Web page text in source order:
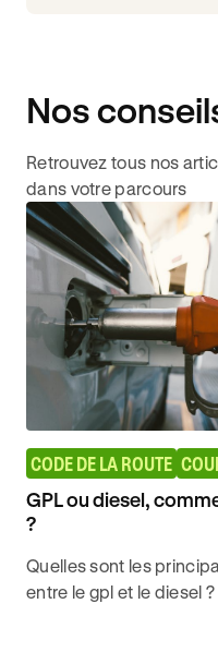
Nos
Retrouvez tous nos
dans votre parcours
CODE DE LA ROUTE
GPL ou diesel,
?
Quelles sont les
entre le gpl et le diesel